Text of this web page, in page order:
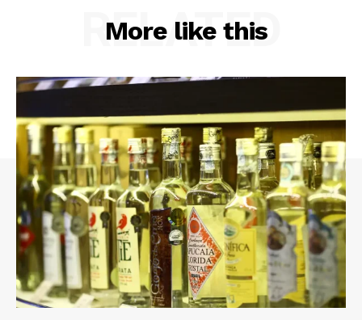
More like this
RELATED